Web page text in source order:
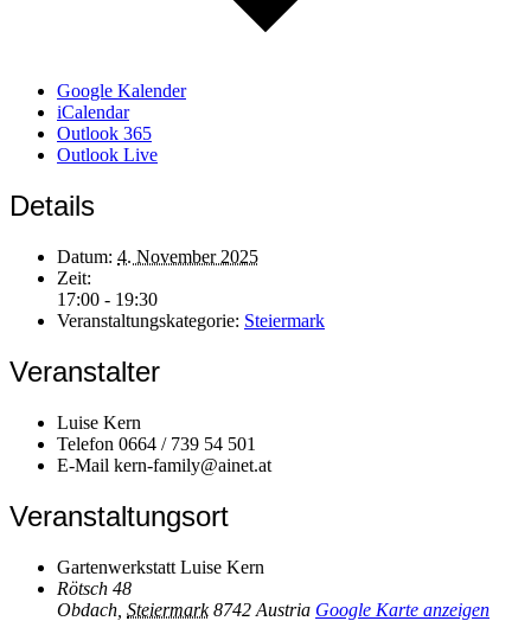
Google Kalender
iCalendar
Outlook 365
Outlook Live
Details
Datum: 4. November 2025
Zeit:
17:00 - 19:30
Veranstaltungskategorie: Steiermark
Veranstalter
Luise Kern
Telefon 0664 / 739 54 501
E-Mail kern-family@ainet.at
Veranstaltungsort
Gartenwerkstatt Luise Kern
Rötsch 48
Obdach Steiermark 8742 Austria Google Karte anzeigen